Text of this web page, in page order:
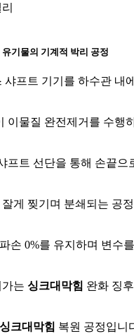
기물의 기계적 박리 공정
프트 기기를 하수관 내
이물질 완전제거를 수행
프트 선단을 통해 손끝으
게 찢기며 분쇄되는 공
손 0%를 유지하며 변수를
는 싱크대막힘 완화 징
싱크대막힘 복원 공정입니